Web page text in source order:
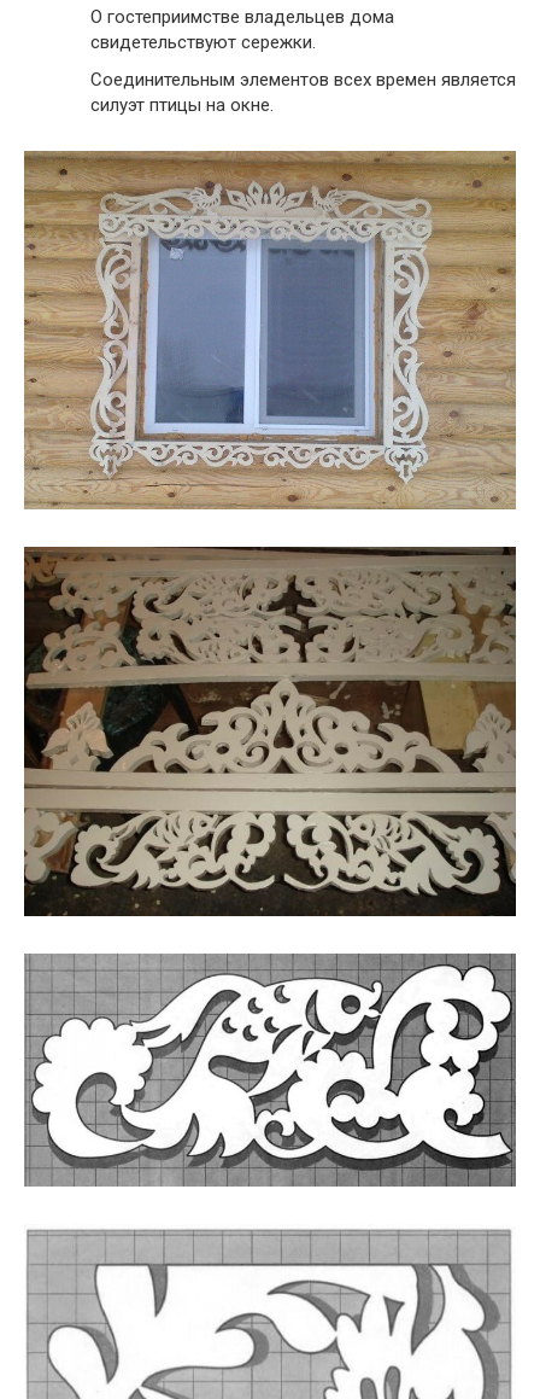
О гостеприимстве владельцев дома
свидетельствуют сережки.
Соединительным элементов всех времен является
силуэт птицы на окне.